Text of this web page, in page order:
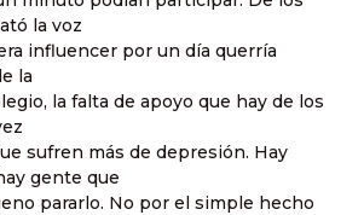
la voz
influencer por un día querría
la
la falta de apoyo que hay de los
sufren más de depresión. Hay
gente que
pararlo. No por el simple hecho